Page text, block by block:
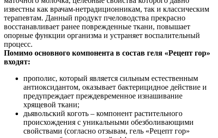
известны как врачам-нетрадиционникам, так и классическим
терапевтам. Данный продукт пчеловодства прекрасно
восстанавливает ранее поврежденные ткани, повышает
опорные функции организма и устраняет воспалительный
процесс.
Помимо основного компонента в состав геля «Рецепт гор»
входят:
прополис, который является сильным естественным
антиоксидантом, оказывает бактерицидное действие и
предупреждает преждевременное изнашивание
хрящевой ткани;
дьявольский коготь – компонент растительного
происхождения с уникальными обезболивающими
свойствами (согласно отзывам, гель «Рецепт гор»